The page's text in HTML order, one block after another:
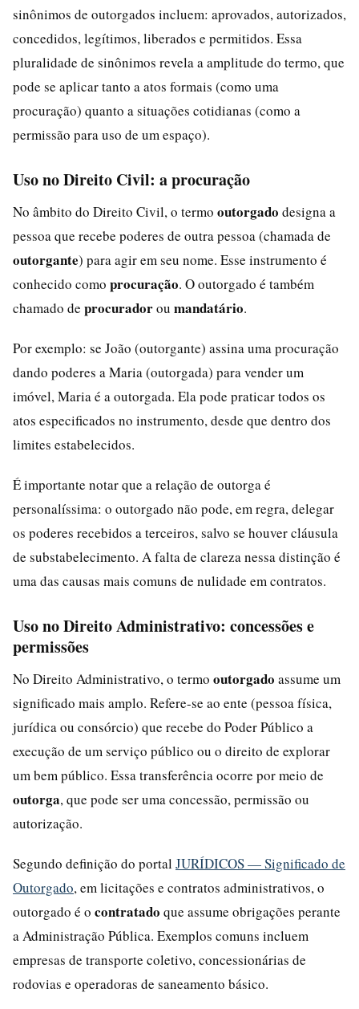
sinônimos de outorgados incluem: aprovados, autorizados,
concedidos, legítimos, liberados e permitidos. Essa
pluralidade de sinônimos revela a amplitude do termo, que
pode se aplicar tanto a atos formais (como uma
procuração) quanto a situações cotidianas (como a
permissão para uso de um espaço).
Uso no Direito Civil: a procuração
No âmbito do Direito Civil, o termo outorgado designa a
pessoa que recebe poderes de outra pessoa (chamada de
outorgante) para agir em seu nome. Esse instrumento é
conhecido como procuração. O outorgado é também
chamado de procuradorou mandatário.
Por exemplo: se João (outorgante) assina uma procuração
dando poderes a Maria (outorgada) para vender um
imóvel, Maria é a outorgada. Ela pode praticar todos os
atos especificados no instrumento, desde que dentro dos
limites estabelecidos.
É importante notar que a relação de outorga é
personalíssima: o outorgado não pode, em regra, delegar
os poderes recebidos a terceiros, salvo se houver cláusula
de substabelecimento. A falta de clareza nessa distinção é
uma das causas mais comuns de nulidade em contratos.
Uso no Direito Administrativo: concessões e
permissões
No Direito Administrativo, o termo outorgado assume um
significado mais amplo. Refere-se ao ente (pessoa física,
jurídica ou consórcio) que recebe do Poder Público a
execução de um serviço público ou o direito de explorar
um bem público. Essa transferência ocorre por meio de
outorga, que pode ser uma concessão, permissão ou
autorização.
Segundo definição do portal JURÍDICOS — Significado de
Outorgado, em licitações e contratos administrativos, o
outorgado é o contratado que assume obrigações perante
a Administração Pública. Exemplos comuns incluem
empresas de transporte coletivo, concessionárias de
rodovias e operadoras de saneamento básico.